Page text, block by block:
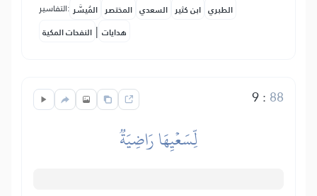
التفاسير: المُيسَّر المختصر السعدي ابن كثير الطبري
النفحات المكية | هدايات
9: 88
لِّسَعۡيِهَا رَاضِيَةٞ